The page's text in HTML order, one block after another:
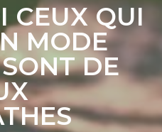
CEUX QUI
MODE
DE